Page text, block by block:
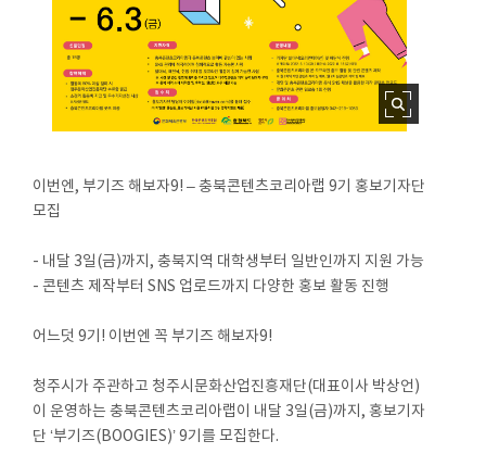
이번엔, 부기즈 해보자9! – 충북콘텐츠코리아랩 9기 홍보기자단
모집
- 내달 3일(금)까지, 충북지역 대학생부터 일반인까지 지원 가능
- 콘텐츠 제작부터 SNS 업로드까지 다양한 홍보 활동 진행
어느덧 9기! 이번엔 꼭 부기즈 해보자9!
청주시가 주관하고 청주시문화산업진흥재단(대표이사 박상언)
이 운영하는 충북콘텐츠코리아랩이 내달 3일(금)까지, 홍보기자
단 ‘부기즈(BOOGIES)’ 9기를 모집한다.